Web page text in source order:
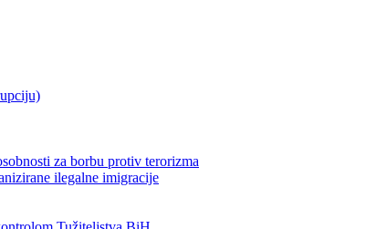
za borbu protiv terorizma
ilegalne imigracije